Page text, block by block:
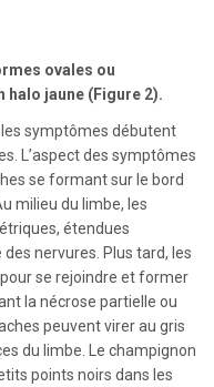
ovales ou
halo jaune (Figure 2).
les symptômes débutent
L’aspect des symptômes
se formant sur le bord
milieu du limbe, les
étendues
nervures. Plus tard, les
se rejoindre et former
la nécrose partielle ou
peuvent virer au gris
du limbe. Le champignon
points noirs dans les